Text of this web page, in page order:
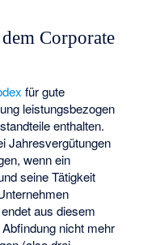
Corporate
für gute
leistungsbezogen
enthalten.
Jahresvergütungen
wenn ein
seine Tätigkeit
aus diesem
nicht mehr